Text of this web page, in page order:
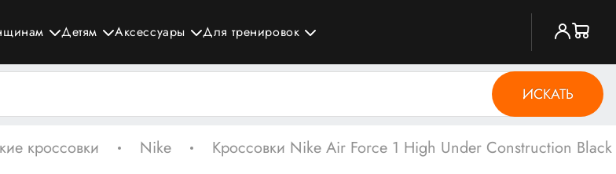
Детям Аксессуары Для тренировок
ИСКАТЬ
кроссовки Nike Кроссовки Nike Air Force 1 High Under Construction Black